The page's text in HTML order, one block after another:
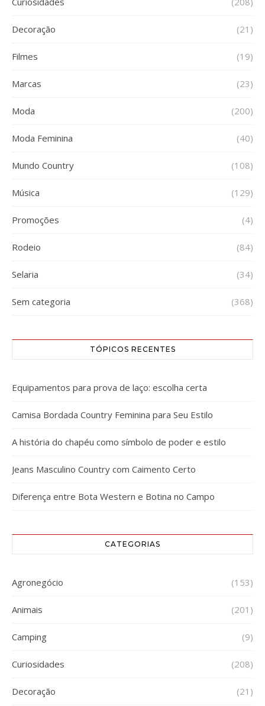
Decoração (21)
Filmes (19)
Marcas (23)
Moda (200)
Moda Feminina (40)
Mundo Country (108)
Música (129)
Promoções (4)
Rodeio (84)
Selaria (34)
Sem categoria (368)
TÓPICOS RECENTES
Equipamentos para prova de laço: escolha certa
Camisa Bordada Country Feminina para Seu Estilo
A história do chapéu como símbolo de poder e estilo
Jeans Masculino Country com Caimento Certo
Diferença entre Bota Western e Botina no Campo
CATEGORIAS
Agronegócio (153)
Animais (201)
Camping (9)
Curiosidades (208)
Decoração (21)